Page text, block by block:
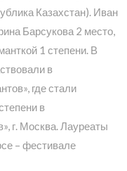
Казахстан). Иван
Барсукова 2 место,
1 степени. В
в
где стали
в
г. Москва. Лауреаты
– фестивале